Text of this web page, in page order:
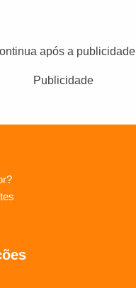
após a publicidade
Publicidade